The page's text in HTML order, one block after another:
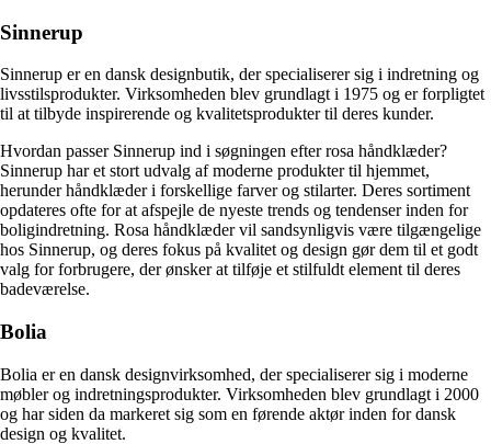
Sinnerup
Sinnerup er en dansk designbutik, der specialiserer sig i indretning og
livsstilsprodukter. Virksomheden blev grundlagt i 1975 og er forpligtet
til at tilbyde inspirerende og kvalitetsprodukter til deres kunder.
Hvordan passer Sinnerup ind i søgningen efter rosa håndklæder?
Sinnerup har et stort udvalg af moderne produkter til hjemmet,
herunder håndklæder i forskellige farver og stilarter. Deres sortiment
opdateres ofte for at afspejle de nyeste trends og tendenser inden for
boligindretning. Rosa håndklæder vil sandsynligvis være tilgængelige
hos Sinnerup, og deres fokus på kvalitet og design gør dem til et godt
valg for forbrugere, der ønsker at tilføje et stilfuldt element til deres
badeværelse.
Bolia
Bolia er en dansk designvirksomhed, der specialiserer sig i moderne
møbler og indretningsprodukter. Virksomheden blev grundlagt i 2000
og har siden da markeret sig som en førende aktør inden for dansk
design og kvalitet.